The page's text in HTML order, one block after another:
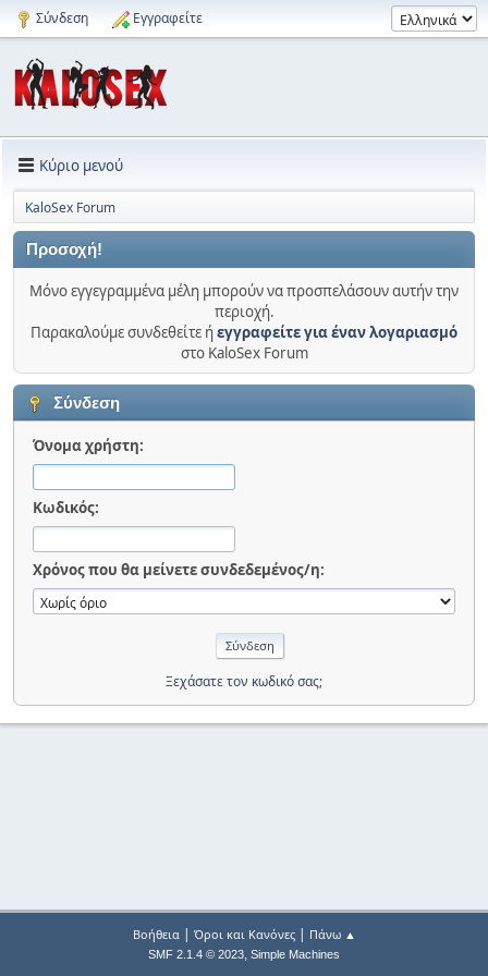
Σύνδεση Εγγραφείτε
Κύριο μενού
KaloSex Forum
Προσοχή!
Μόνο εγγεγραμμένα μέλη μπορούν να προσπελάσουν αυτήν την
περιοχή.
Παρακαλούμε συνδεθείτε ήεγγραφείτε για έναν λογαριασμό
στο KaloSex Forum
Σύνδεση
Όνομα χρήστη:
Κωδικός:
Χρόνος που θα μείνετε συνδεδεμένος/η:
Ξεχάσατε τον κωδικό σας;
Βοήθεια| Όροι και Κανόνες| Πάνω ▲
SMF 2.1.4 © 2023, Simple Machines